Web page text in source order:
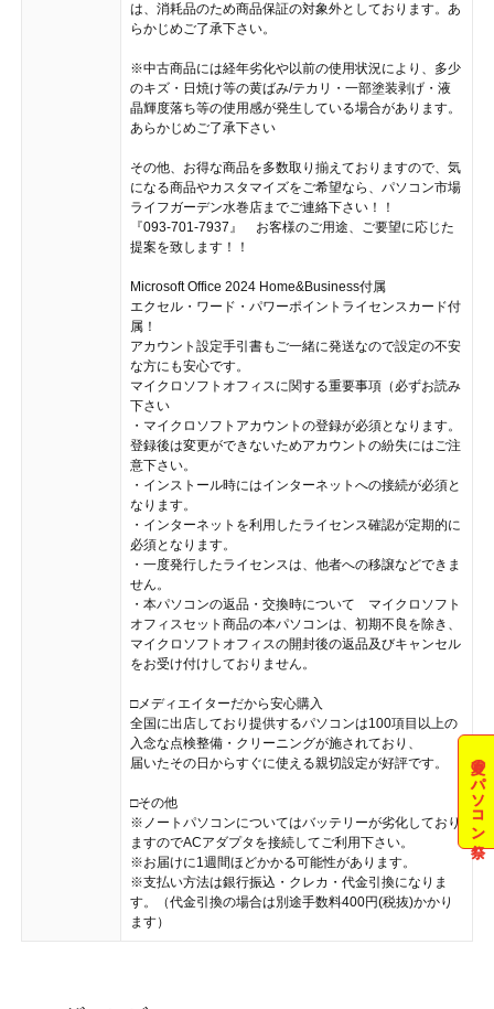
は、消耗品のため商品保証の対象外としております。あ
らかじめご了承下さい。
※中古商品には経年劣化や以前の使用状況により、多少
のキズ・日焼け等の黄ばみ/テカリ・一部塗装剥げ・液
晶輝度落ち等の使用感が発生している場合があります。
あらかじめご了承下さい
その他、お得な商品を多数取り揃えておりますので、気
になる商品やカスタマイズをご希望なら、パソコン市場
ライフガーデン水巻店までご連絡下さい！！
『093-701-7937』 お客様のご用途、ご要望に応じた
提案を致します！！
Microsoft Office 2024 Home&Business付属
エクセル・ワード・パワーポイントライセンスカード付
属！
アカウント設定手引書もご一緒に発送なので設定の不安
な方にも安心です。
マイクロソフトオフィスに関する重要事項（必ずお読み
下さい
・マイクロソフトアカウントの登録が必須となります。
登録後は変更ができないためアカウントの紛失にはご注
意下さい。
・インストール時にはインターネットへの接続が必須と
なります。
・インターネットを利用したライセンス確認が定期的に
必須となります。
・一度発行したライセンスは、他者への移譲などできま
せん。
・本パソコンの返品・交換時について マイクロソフト
オフィスセット商品の本パソコンは、初期不良を除き、
マイクロソフトオフィスの開封後の返品及びキャンセル
をお受け付けしておりません。
□メディエイターだから安心購入
全国に出店しており提供するパソコンは100項目以上の
入念な点検整備・クリーニングが施されており、
届いたその日からすぐに使える親切設定が好評です。
□その他
※ノートパソコンについてはバッテリーが劣化しており
ますのでACアダプタを接続してご利用下さい。
※お届けに1週間ほどかかる可能性があります。
※支払い方法は銀行振込・クレカ・代金引換になりま
す。（代金引換の場合は別途手数料400円(税抜)かかり
ます）
夏のパソコン祭